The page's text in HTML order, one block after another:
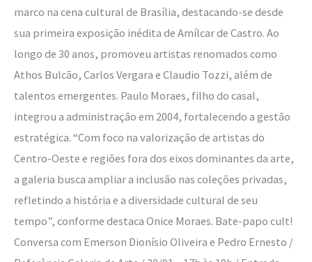
marco na cena cultural de Brasília, destacando-se desde
sua primeira exposição inédita de Amílcar de Castro. Ao
longo de 30 anos, promoveu artistas renomados como
Athos Bulcão, Carlos Vergara e Claudio Tozzi, além de
talentos emergentes. Paulo Moraes, filho do casal,
integrou a administração em 2004, fortalecendo a gestão
estratégica. “Com foco na valorização de artistas do
Centro-Oeste e regiões fora dos eixos dominantes da arte,
a galeria busca ampliar a inclusão nas coleções privadas,
refletindo a história e a diversidade cultural de seu
tempo”, conforme destaca Onice Moraes. Bate-papo cult!
Conversa com Emerson Dionísio Oliveira e Pedro Ernesto /